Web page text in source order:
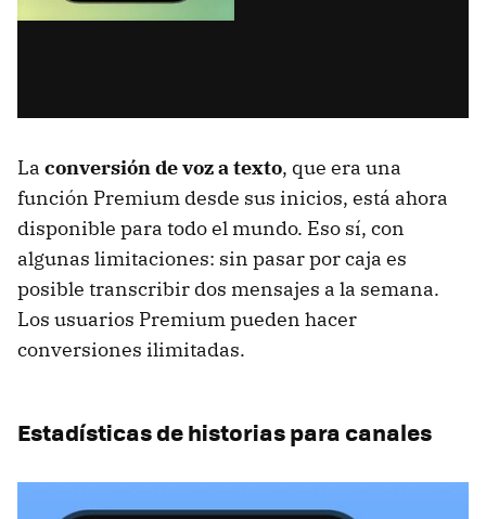
La conversión de voz a texto, que era una
función Premium desde sus inicios, está ahora
disponible para todo el mundo. Eso sí, con
algunas limitaciones: sin pasar por caja es
posible transcribir dos mensajes a la semana.
Los usuarios Premium pueden hacer
conversiones ilimitadas.
Estadísticas de historias para canales